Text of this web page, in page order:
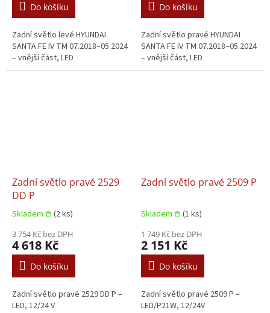
Do košíku
Zadní světlo levé HYUNDAI
SANTA FE IV TM 07.2018–05.2024
– vnější část, LED
Do košíku
Zadní světlo pravé HYUNDAI
SANTA FE IV TM 07.2018–05.2024
– vnější část, LED
Zadní světlo pravé 2529
DD P
Skladem 𖠿 (2 ks)
3 754 Kč bez DPH
4 618 Kč
Do košíku
Zadní světlo pravé 2529 DD P –
LED, 12/24 V
Zadní světlo pravé 2509 P
Skladem 𖠿 (1 ks)
1 749 Kč bez DPH
2 151 Kč
Do košíku
Zadní světlo pravé 2509 P –
LED/P21W, 12/24V